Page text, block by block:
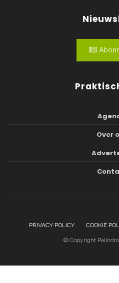
Over
PRIVACY POLICY COOKIE
© Copyright